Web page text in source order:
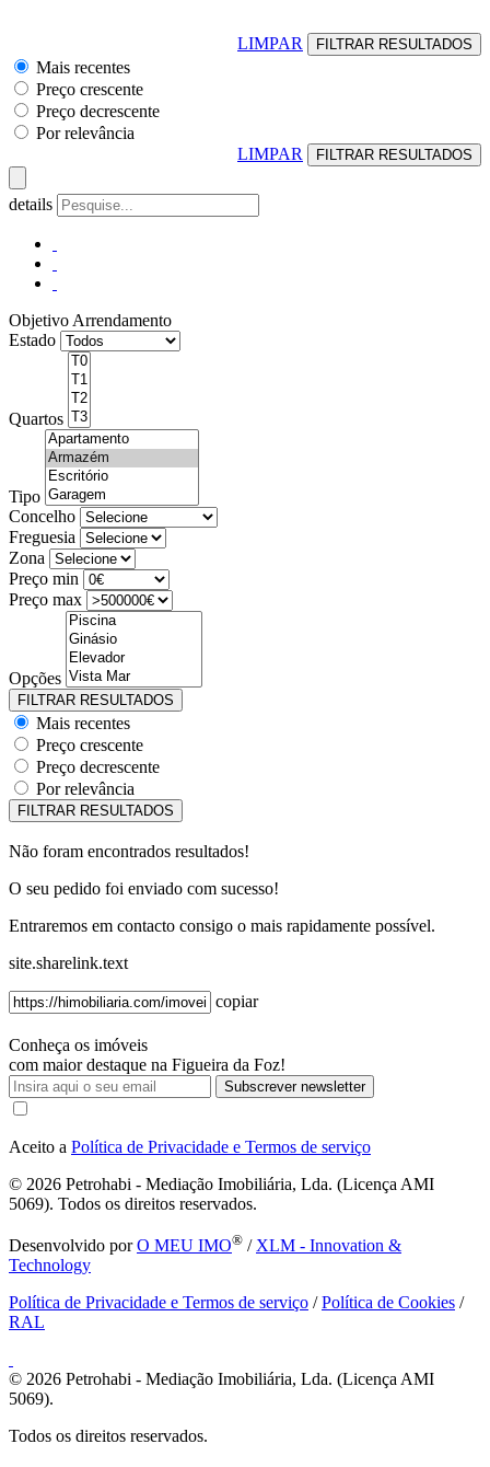
LIMPAR
Mais recentes
Preço crescente
Preço decrescente
Por relevância
LIMPAR
details
Objetivo Arrendamento
Estado
Quartos
Tipo
Concelho
Freguesia
Zona
Preço min
Preço max
Opções
Mais recentes
Preço crescente
Preço decrescente
Por relevância
Não foram encontrados resultados!
O seu pedido foi enviado com sucesso!
Entraremos em contacto consigo o mais rapidamente possível.
site.sharelink.text
copiar
Conheça os imóveis
com maior destaque na Figueira da Foz!
Subscrever newsletter
Aceito a Política de Privacidade e Termos de serviço
© 2026 Petrohabi - Mediação Imobiliária, Lda. (Licença AMI
5069). Todos os direitos reservados.
Desenvolvido porO MEU IMO® / XLM - Innovation &
Technology
Política de Privacidade e Termos de serviço /Política de Cookies /
RAL
© 2026 Petrohabi - Mediação Imobiliária, Lda. (Licença AMI
5069).
Todos os direitos reservados.